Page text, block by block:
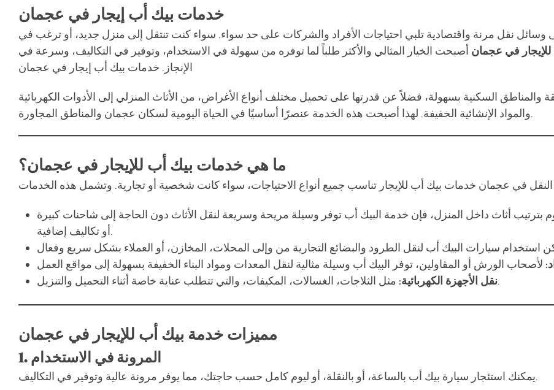
خدمات بيك أب إيجار في عجمان
وسائل نقل مرنة واقتصادية تلبي احتياجات الأفراد والشركات على حد سواء. سواء كنت تنتقل إلى منزل جديد، أو ترغب في
في عجمان أصبحت الخيار المثالي والأكثر طلباً لما توفره من سهولة في الاستخدام، وتوفير في التكاليف، وسرعة في
الإنجاز. خدمات بيك أب إيجار في عجمان
والمناطق السكنية بسهولة، فضلاً عن قدرتها على تحميل مختلف أنواع الأغراض، من الأثاث المنزلي إلى الأدوات الكهربائية
والمواد الإنشائية الخفيفة. لهذا أصبحت هذه الخدمة عنصرًا أساسيًا في الحياة اليومية لسكان عجمان والمناطق المجاورة.
ما هي خدمات بيك أب للإيجار في عجمان؟
بترتيب أثاث داخل المنزل، فإن خدمة البيك أب توفر وسيلة مريحة وسريعة لنقل الأثاث دون الحاجة إلى شاحنات كبيرة
أو تكاليف إضافية.
نقل الأجهزة الكهربائية:مثل الثلاجات، الغسالات، المكيفات، والتي تتطلب عناية خاصة أثناء التحميل والتنزيل.
مميزات خدمة بيك أب للإيجار في عجمان
1.المرونة في الاستخدام
يمكنك استئجار سيارة بيك أب بالساعة، أو بالنقلة، أو ليوم كامل حسب حاجتك، مما يوفر مرونة عالية وتوفير في التكاليف.